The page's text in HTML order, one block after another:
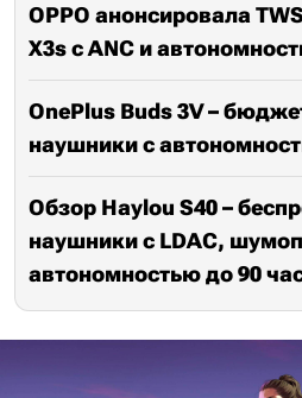
OPPO анонсировала
X3s с ANC и
OnePlus Buds 3V –
наушники с
Обзор Haylou S40 –
наушники с LDAC,
автономностью до 90